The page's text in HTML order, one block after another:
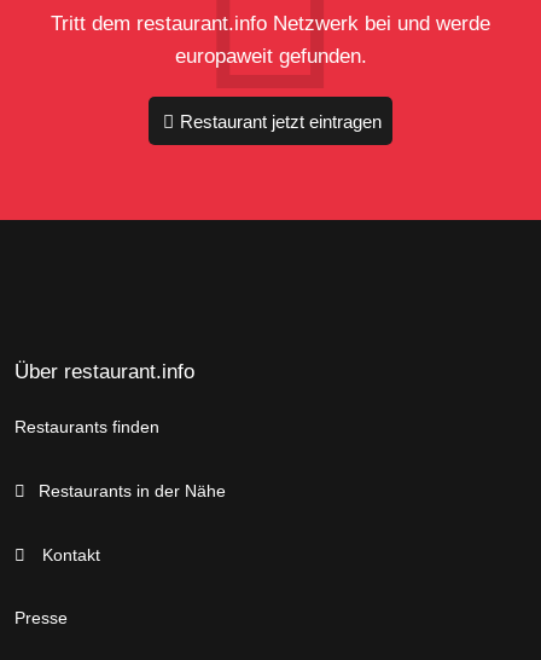
Tritt dem restaurant.info Netzwerk bei und werde
europaweit gefunden.
Restaurant jetzt eintragen
Über restaurant.info
Restaurants finden
Restaurants in der Nähe
Kontakt
Presse